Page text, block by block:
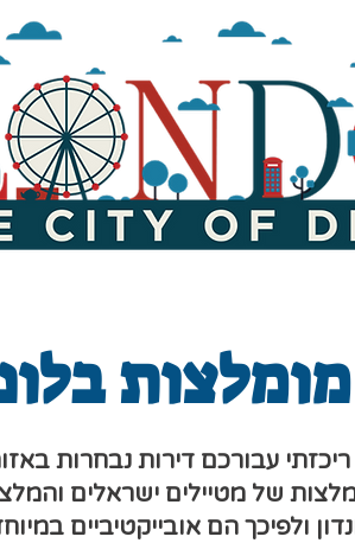
עבורכם דירות נבחרות
של מטיילים ישראלים
ולפיכך הם אובייקטיביים